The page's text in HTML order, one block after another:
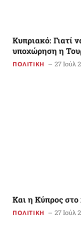
Κυπριακό: Γιατί
υποχώρηση η
ΠΟΛΙΤΙΚΗ 27 Ιούλ
Και η Κύπρος
ΠΟΛΙΤΙΚΗ 27 Ιούλ